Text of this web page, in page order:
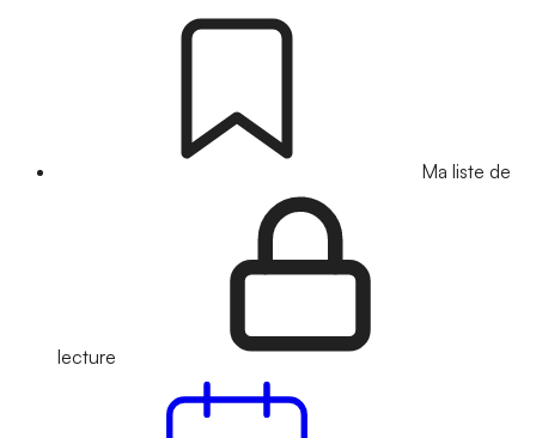
Ma liste de
lecture